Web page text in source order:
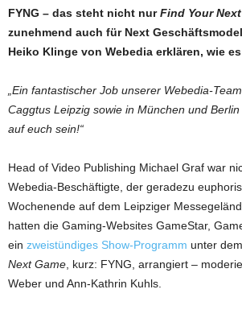
FYNG – das steht nicht nurFind Your
zunehmend auch für Next
Heiko Klinge von Webedia erklären, wie
„Ein fantastischer Job unserer Webedia-
Caggtus Leipzig sowie in München und
auf euch sein!“
Head of Video Publishing Michael Graf war
Webedia-Beschäftigte, der geradezu
Wochenende auf dem Leipziger
hatten die Gaming-Websites GameStar,
ein zweistündiges Show-Programm unter
Next Game , kurz: FYNG, arrangiert –
Weber und Ann-Kathrin Kuhls.